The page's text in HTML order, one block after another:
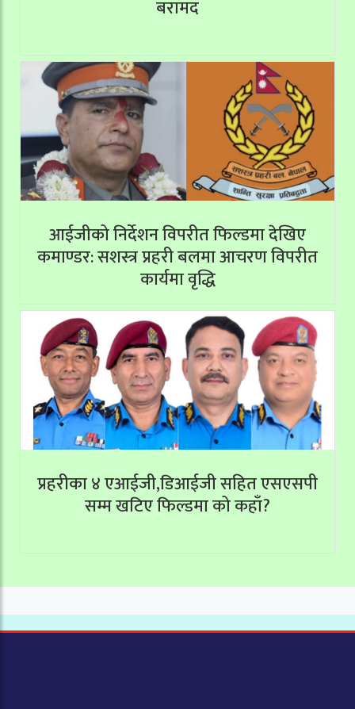
बरामद
आईजीको निर्देशन विपरीत फिल्डमा देखिए
कमाण्डर: सशस्त्र प्रहरी बलमा आचरण विपरीत
कार्यमा वृद्धि
प्रहरीका ४ एआईजी,डिआईजी सहित एसएसपी
सम्म खटिए फिल्डमा को कहाँ?